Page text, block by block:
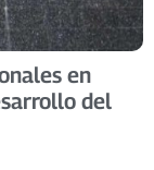
en
del